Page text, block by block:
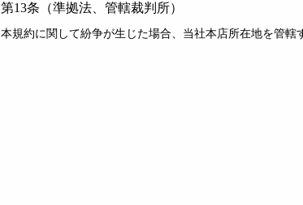
第13条（準拠法、管轄裁判所）
本規約に関して紛争が生じた場合、当社本店所在地を管轄